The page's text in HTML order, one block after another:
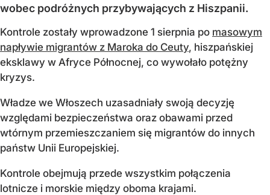
wobec podróżnych przybywających z Hiszpanii.
Kontrole zostały wprowadzone 1 sierpnia po masowym
napływie migrantów z Maroka do Ceuty, hiszpańskiej
eksklawy w Afryce Północnej, co wywołało potężny
kryzys.
Władze we Włoszech uzasadniały swoją decyzję
względami bezpieczeństwa oraz obawami przed
wtórnym przemieszczaniem się migrantów do innych
państw Unii Europejskiej.
Kontrole obejmują przede wszystkim połączenia
lotnicze i morskie między oboma krajami.